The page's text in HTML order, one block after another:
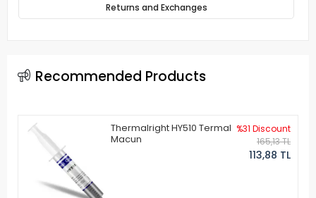
Returns and Exchanges
Recommended Products
Thermalright HY510 Termal
Macun
%31 Discount
165,13 TL
113,88 TL